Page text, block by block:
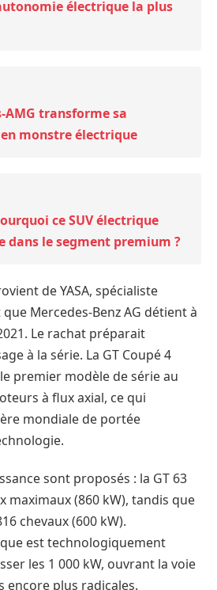
électrique la plus
AMG transforme sa
monstre électrique
ce SUV électrique
dans le segment premium ?
de YASA, spécialiste
Mercedes-Benz AG détient à
Le rachat préparait
à la série. La GT Coupé 4
premier modèle de série au
à flux axial, ce qui
mondiale de portée
sont proposés : la GT 63
maximaux (860 kW), tandis que
chevaux (600 kW).
est technologiquement
les 1 000 kW, ouvrant la voie
encore plus radicales.